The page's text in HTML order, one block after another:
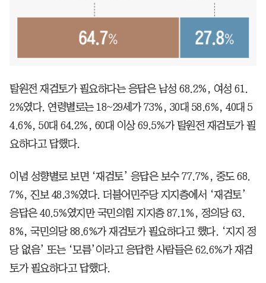
탈원전 재검토가 필요하다는 응답은 남성 68.2%, 여성 61.
2%였다. 연령별로는 18~29세가 73%, 30대 58.6%, 40대 5
4.6%, 50대 64.2%, 60대 이상 69.5%가 탈원전 재검토가 필
요하다고 답했다.
이념 성향별로 보면 ‘재검토’ 응답은 보수 77.7%, 중도 68.
7%, 진보 48.3%였다. 더불어민주당 지지층에서 ‘재검토’
응답은 40.5%였지만 국민의힘 지지층 87.1%, 정의당 63.
8%, 국민의당 88.6%가 재검토가 필요하다고 했다. ‘지지 정
당 없음’ 또는 ‘모름’이라고 응답한 사람들은 62.6%가 재검
토가 필요하다고 답했다.